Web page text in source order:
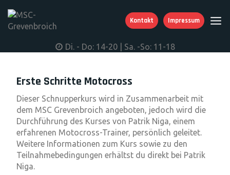
Kontakt Impressum
Di. - Do: 14-20 | Sa. -So: 11-18
Erste Schritte Motocross
Dieser Schnupperkurs wird in Zusammenarbeit mit
dem MSC Grevenbroich angeboten, jedoch wird die
Durchführung des Kurses von Patrik Niga, einem
erfahrenen Motocross-Trainer, persönlich geleitet.
Weitere Informationen zum Kurs sowie zu den
Teilnahmebedingungen erhältst du direkt bei Patrik
Niga.